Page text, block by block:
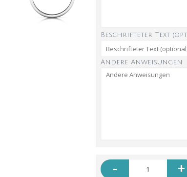
Beschrifteter Text
Andere Anweisungen
- +